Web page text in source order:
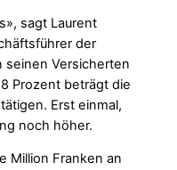
sagt Laurent
der
seinen Versicherten
Prozent beträgt die
Erst einmal,
noch höher.
Million Franken an